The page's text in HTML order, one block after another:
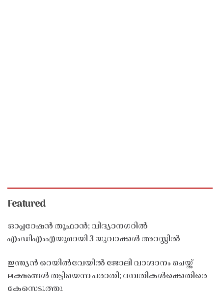
Featured
ഓപ്പറേഷൻ തൂഫാൻ; വിദ്യാനഗറിൽ
എംഡിഎംഎയുമായി 3 യുവാക്കൾ അറസ്റ്റിൽ
ഇന്ത്യൻ റെയിൽവേയിൽ ജോലി വാഗ്ദാനം ചെയ്ത്
ലക്ഷങ്ങൾ തട്ടിയെന്ന പരാതി; ദമ്പതികൾക്കെതിരെ